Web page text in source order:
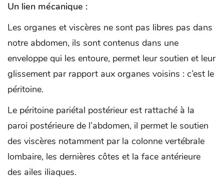
Un lien mécanique :
Les organes et viscères ne sont pas libres pas dans
notre abdomen, ils sont contenus dans une
enveloppe qui les entoure, permet leur soutien et leur
glissement par rapport aux organes voisins : c’est le
péritoine.
Le péritoine pariétal postérieur est rattaché à la
paroi postérieure de l’abdomen, il permet le soutien
des viscères notamment par la colonne vertébrale
lombaire, les dernières côtes et la face antérieure
des ailes iliaques.